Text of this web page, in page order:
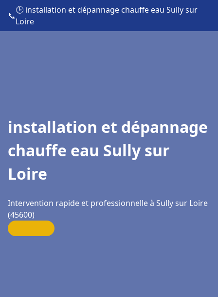
📞
🕒 installation et dépannage chauffe eau Sully sur
Loire
installation et dépannage
chauffe eau Sully sur
Loire
Intervention rapide et professionnelle à Sully sur Loire
(45600)